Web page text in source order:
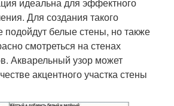
идеальна для эффектного
Для создания такого
подойдут белые стены, но также
смотреться на стенах
Акварельный узор может
акцентного участка стены